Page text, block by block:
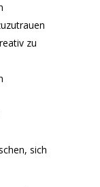
zu
sich